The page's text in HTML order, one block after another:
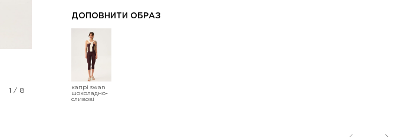
1 / 8
ДОПОВНИТИ ОБРАЗ
капрі swan
шоколадно-
сливові